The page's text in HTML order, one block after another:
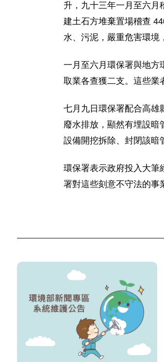
升，九十三年一月至六月
建土石方堆棄置場稽查
水、污泥，嚴重危害環境
一月至六月環保署與地方
取業各查獲二支。這些業
七月九日環保署配合高雄
廢水排放，顯然有埋設暗
設備開挖拆除、封閉該暗
環保署表示政府投入大筆
署對這些刻意不守法的事